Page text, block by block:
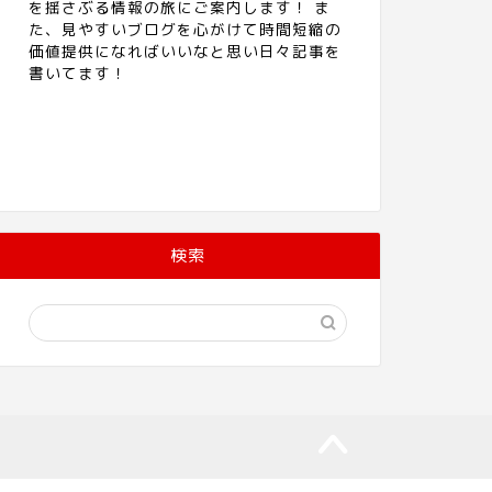
を揺さぶる情報の旅にご案内します！ ま
た、見やすいブログを心がけて時間短縮の
価値提供になればいいなと思い日々記事を
書いてます！
検索